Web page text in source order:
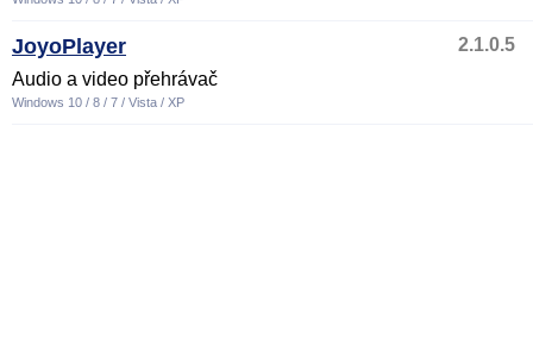
JoyoPlayer
2.1.0.5
Audio a video přehrávač
Windows 10 / 8 / 7 / Vista / XP